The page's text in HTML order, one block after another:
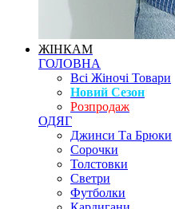
ЖІНКАМ
ГОЛОВНА
Всі Жіночі Товари
Новий Сезон
Розпродаж
ОДЯГ
Джинси Та Брюки
Сорочки
Толстовки
Светри
Футболки